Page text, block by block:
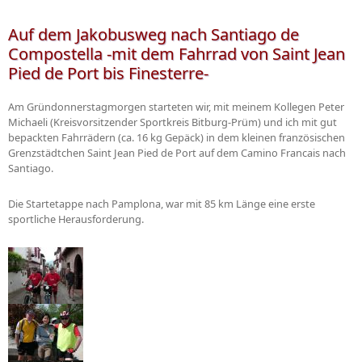
Auf dem Jakobusweg nach Santiago de
Compostella -mit dem Fahrrad von Saint Jean
Pied de Port bis Finesterre-
Am Gründonnerstagmorgen starteten wir, mit meinem Kollegen Peter
Michaeli (Kreisvorsitzender Sportkreis Bitburg-Prüm) und ich mit gut
bepackten Fahrrädern (ca. 16 kg Gepäck) in dem kleinen französischen
Grenzstädtchen Saint Jean Pied de Port auf dem Camino Francais nach
Santiago.
Die Startetappe nach Pamplona, war mit 85 km Länge eine erste
sportliche Herausforderung.